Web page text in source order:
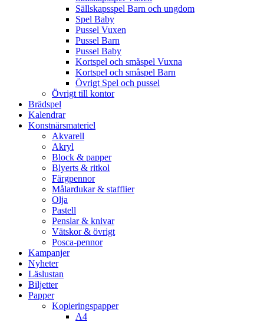
Sällskapsspel Barn och ungdom
Spel Baby
Pussel Vuxen
Pussel Barn
Pussel Baby
Kortspel och småspel Vuxna
Kortspel och småspel Barn
Övrigt Spel och pussel
Övrigt till kontor
Brädspel
Kalendrar
Konstnärsmateriel
Akvarell
Akryl
Block & papper
Blyerts & ritkol
Färgpennor
Målardukar & stafflier
Olja
Pastell
Penslar & knivar
Vätskor & övrigt
Posca-pennor
Kampanjer
Nyheter
Läslustan
Biljetter
Papper
Kopieringspapper
A4